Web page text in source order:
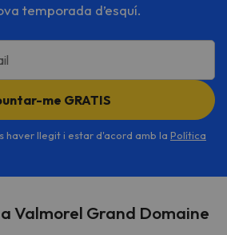
temporada d’esquí.
me GRATIS
haver llegit i estar d'acord amb la Política
Valmorel Grand Domaine